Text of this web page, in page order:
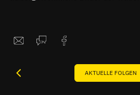
AKTUELLE FOLGEN